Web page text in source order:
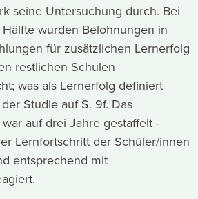
seine Untersuchung durch. Bei
wurden Belohnungen in
für zusätzlichen Lernerfolg
restlichen Schulen
was als Lernerfolg definiert
Studie auf S. 9f. Das
auf drei Jahre gestaffelt -
Lernfortschritt der Schüler/innen
entsprechend mit